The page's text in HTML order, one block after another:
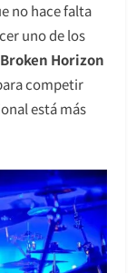
no hace falta
uno de los
Horizon
competir
está más